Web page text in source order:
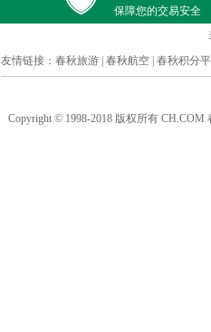
保障您的交易安全
友情链接： 春秋旅游 春秋航空 春秋积分
Copyright © 1998-2018 版权所有 CH.COM